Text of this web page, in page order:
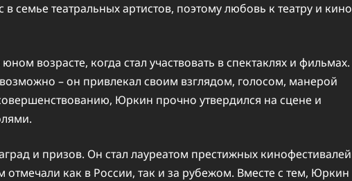
театральных артистов, поэтому любовь к театру и кино
возрасте, когда стал участвовать в спектаклях и фильмах.
– он привлекал своим взглядом, голосом, манерой
Юркин прочно утвердился на сцене и
и призов. Он стал лауреатом престижных кинофестивалей
как в России, так и за рубежом. Вместе с тем, Юркин